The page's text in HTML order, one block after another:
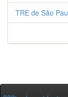
TRE de São